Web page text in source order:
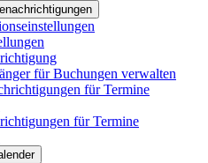
für Buchungen verwalten
für Termine
für Termine